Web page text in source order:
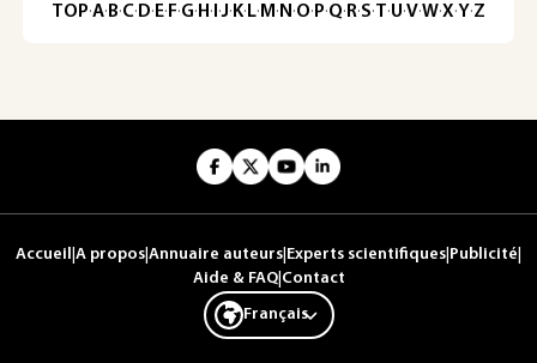
TOP·A·B·C· D· E· F·G· H · ·J· K· L· M · N ·O· P·Q· R·S·T·U·V·W·X·Y·Z
Accueil A propos Annuaire auteurs Experts scientifiques Publicité
Aide & FAQ| Contact
Français